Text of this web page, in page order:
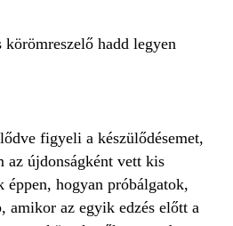
hadd legyen
figyeli a készülődésemet,
az újdonságként vett kis
hogyan próbálgatok,
amikor az egyik edzés előtt a